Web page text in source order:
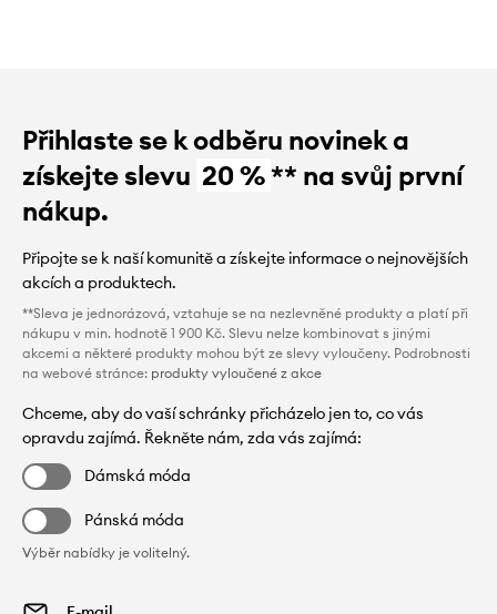
Přihlaste se k odběru novinek a
získejte slevu 20 %** na svůj první
nákup.
Připojte se k naší komunitě a získejte informace o nejnovějších
akcích a produktech.
**Sleva je jednorázová, vztahuje se na nezlevněné produkty a platí při
nákupu v min. hodnotě 1 900 Kč. Slevu nelze kombinovat s jinými
akcemi a některé produkty mohou být ze slevy vyloučeny. Podrobnosti
na webové stránce: produkty vyloučené z akce
Chceme, aby do vaší schránky přicházelo jen to, co vás
opravdu zajímá. Řekněte nám, zda vás zajímá:
Dámská móda
Pánská móda
Výběr nabídky je volitelný.